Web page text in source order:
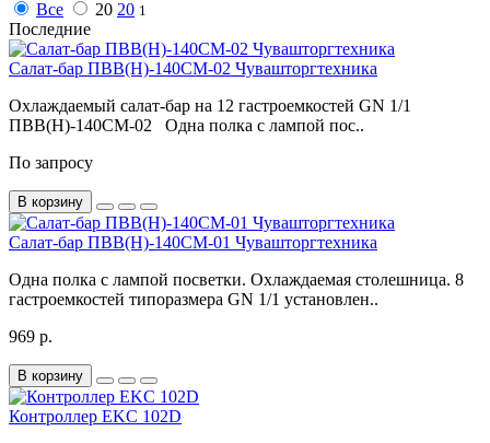
Все
20 20 1
Последние
Салат-бар ПВВ(Н)-140СМ-02 Чувашторгтехника
Охлаждаемый салат-бар на 12 гастроемкостей GN 1/1
ПВВ(Н)-140СМ-02 Одна полка с лампой пос..
По запросу
В корзину
Салат-бар ПВВ(Н)-140СМ-01 Чувашторгтехника
Одна полка с лампой посветки. Охлаждаемая столешница. 8
гастроемкостей типоразмера GN 1/1 установлен..
969 р.
В корзину
Контроллер EKC 102D